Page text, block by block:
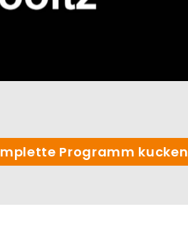
Programm kucken